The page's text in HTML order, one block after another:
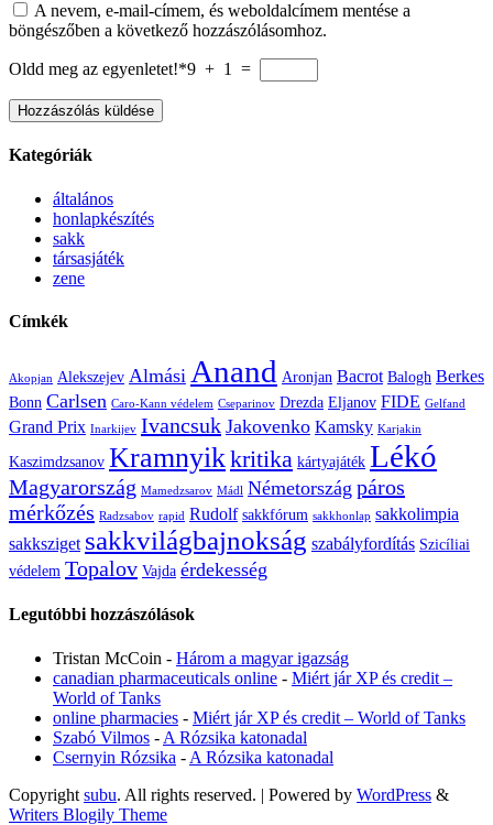
A nevem, e-mail-címem, és weboldalcímem mentése a
böngészőben a következő hozzászólásomhoz.
Oldd meg az egyenletet!*9 + 1 =
Kategóriák
általános
honlapkészítés
sakk
társasjáték
zene
Címkék
Akopjan Alekszejev Almási Anand Aronjan Bacrot Balogh Berkes
Bonn Carlsen Caro-Kann védelem Cseparinov Drezda Eljanov FIDE Gelfand
Grand Prix Inarkijev Ivancsuk Jakovenko Kamsky Karjakin
Kaszimdzsanov Kramnyikkritika kártyajáték Lékó
Magyarország Mamedzsarov Mádl Németország páros
mérkőzés Radzsabov rapid Rudolf sakkfórum sakkhonlap sakkolimpia
sakksziget sakkvilágbajnokság szabályfordítás Szicíliai
védelem Topalov Vajda érdekesség
Legutóbbi hozzászólások
Tristan McCoin - Három a magyar igazság
canadian pharmaceuticals online - Miért jár XP és credit –
World of Tanks
online pharmacies - Miért jár XP és credit – World of Tanks
Szabó Vilmos - A Rózsika katonadal
Csernyin Rózsika - A Rózsika katonadal
Copyright subu. All rights reserved. | Powered by WordPress &
Writers Blogily Theme